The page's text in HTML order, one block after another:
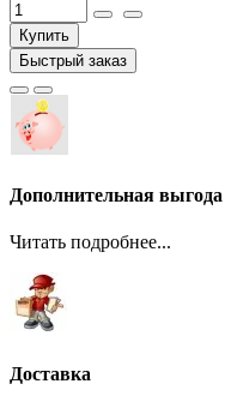
Купить
Быстрый заказ
Дополнительная выгода
Читать подробнее...
Доставка